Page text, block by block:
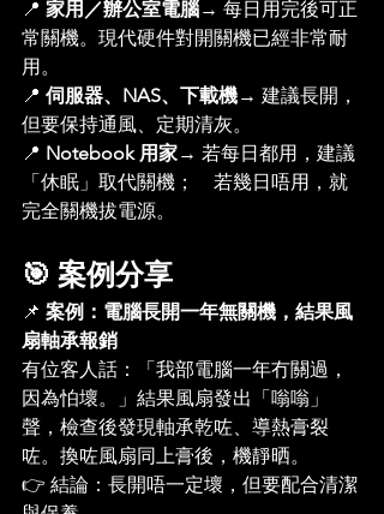
📍 家用／辦公室電腦→ 每日用完後可正
常關機。現代硬件對開關機已經非常耐
用。
📍 伺服器、NAS、下載機→ 建議長開，
但要保持通風、定期清灰。
📍 Notebook 用家→ 若每日都用，建議
「休眠」取代關機；　若幾日唔用，就
完全關機拔電源。
🎯 案例分享
📌 案例：電腦長開一年無關機，結果風
扇軸承報銷
有位客人話：「我部電腦一年冇關過，
因為怕壞。」結果風扇發出「嗡嗡」
聲，檢查後發現軸承乾咗、導熱膏裂
咗。換咗風扇同上膏後，機靜晒。
👉 結論：長開唔一定壞，但要配合清潔